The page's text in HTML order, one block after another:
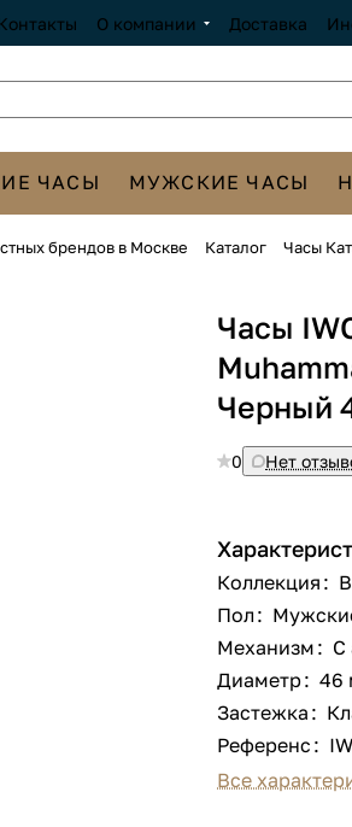
О компании Доставка
ЧАСЫ МУЖСКИЕ ЧАСЫ
брендов в Москве Каталог Часы
Часы
Черный
0 Нет
Коллекция :
Пол :
Механизм : С
Диаметр: 46
Застежка :
Референс :
Все